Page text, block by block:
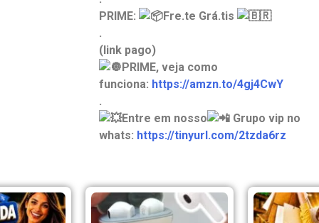
PRIME:
Fre.te Grá.tis
.
(link pago)
PRIME, veja como
funciona: https://amzn.to/4gj4CwY
.
Entre em nosso
Grupo vip no
whats: https://tinyurl.com/2tzda6rz